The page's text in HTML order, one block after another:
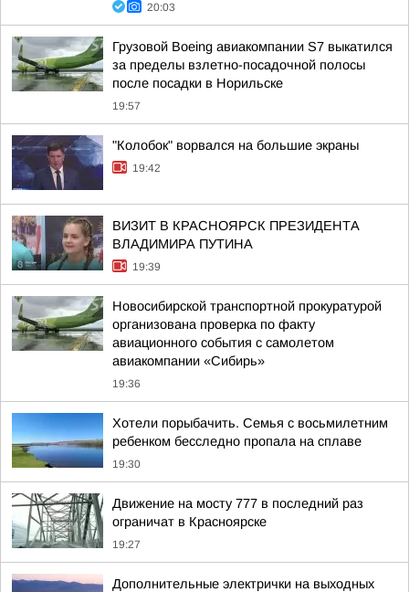
20:03
Грузовой Boeing авиакомпании S7 выкатился
за пределы взлетно-посадочной полосы
после посадки в Норильске
19:57
"Колобок" ворвался на большие экраны
19:42
ВИЗИТ В КРАСНОЯРСК ПРЕЗИДЕНТА
ВЛАДИМИРА ПУТИНА
19:39
Новосибирской транспортной прокуратурой
организована проверка по факту
авиационного события с самолетом
авиакомпании «Сибирь»
19:36
Хотели порыбачить. Семья с восьмилетним
ребенком бесследно пропала на сплаве
19:30
Движение на мосту 777 в последний раз
ограничат в Красноярске
19:27
Дополнительные электрички на выходных